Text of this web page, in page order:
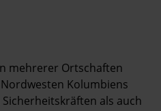
mehrerer Ortschaften
Kolumbiens
als auch